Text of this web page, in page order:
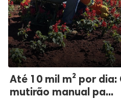
Até 10 mil m² por
mutirão manual pa...